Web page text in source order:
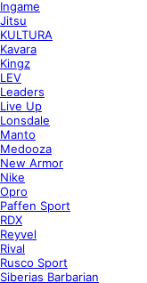
Ingame
Jitsu
KULTURA
Kavara
Kingz
LEV
Leaders
Live Up
Lonsdale
Manto
Medooza
New Armor
Nike
Opro
Paffen Sport
RDX
Reyvel
Rival
Rusco Sport
Siberias Barbarian